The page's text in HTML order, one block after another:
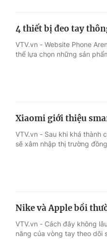
4 thiết bị đeo tay
VTV.vn - Website Phone
thể lựa chọn những sản
Xiaomi giới thiệu
VTV.vn - Sau khi khá thành
sẽ xâm nhập thị trường
Nike và Apple bồi
VTV.vn - Cách đây không
năng của vòng tay theo dõi